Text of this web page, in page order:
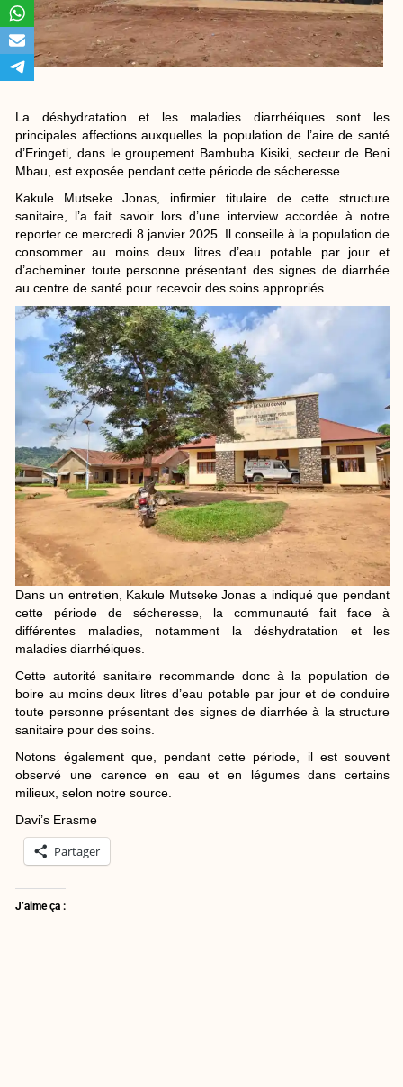
La déshydratation et les maladies diarrhéiques sont les
principales affections auxquelles la population de l’aire de santé
d’Eringeti, dans le groupement Bambuba Kisiki, secteur de Beni
Mbau, est exposée pendant cette période de sécheresse.
Kakule Mutseke Jonas, infirmier titulaire de cette structure
sanitaire, l’a fait savoir lors d’une interview accordée à notre
reporter ce mercredi 8 janvier 2025. Il conseille à la population de
consommer au moins deux litres d’eau potable par jour et
d’acheminer toute personne présentant des signes de diarrhée
au centre de santé pour recevoir des soins appropriés.
Dans un entretien, Kakule Mutseke Jonas a indiqué que pendant
cette période de sécheresse, la communauté fait face à
différentes maladies, notamment la déshydratation et les
maladies diarrhéiques.
Cette autorité sanitaire recommande donc à la population de
boire au moins deux litres d’eau potable par jour et de conduire
toute personne présentant des signes de diarrhée à la structure
sanitaire pour des soins.
Notons également que, pendant cette période, il est souvent
observé une carence en eau et en légumes dans certains
milieux, selon notre source.
Davi’s Erasme
Partager
J’aime ça :